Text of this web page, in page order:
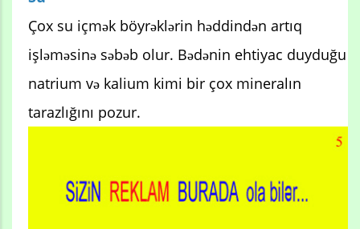
Çox su içmək böyrəklərin həddindən artıq
işləməsinə səbəb olur. Bədənin ehtiyac duyduğu
natrium və kalium kimi bir çox mineralın
tarazlığını pozur.